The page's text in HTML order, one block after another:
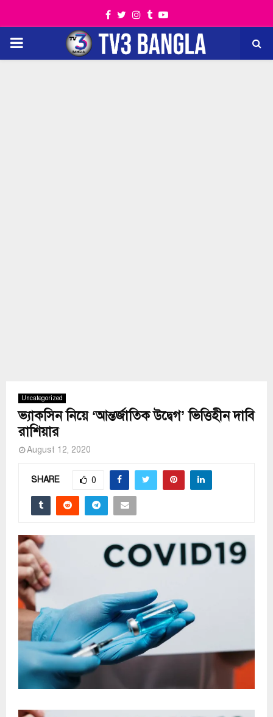
Facebook
TwitterInstagram
TumblrYoutube
PRIMARY
Uncategorized
ভ্যাকসিন নিয়ে ‘আন্তর্জাতিক উদ্বেগ’ ভিত্তিহীন দাবি
রাশিয়ার
August 12, 2020
SHARE 0